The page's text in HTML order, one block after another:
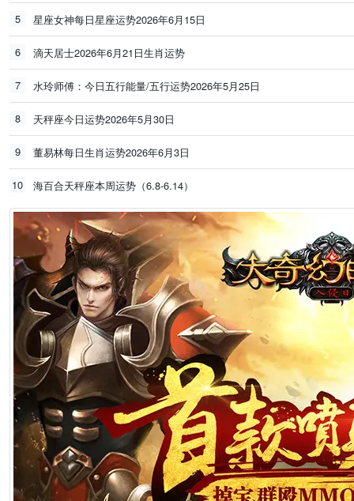
5 星座女神每日星座运势2026年6月15日
6 滴天居士2026年6月21日生肖运势
7 水玲师傅：今日五行能量/五行运势2026年5月25日
8 天秤座今日运势2026年5月30日
9 董易林每日生肖运势2026年6月3日
10 海百合天秤座本周运势（6.8-6.14）